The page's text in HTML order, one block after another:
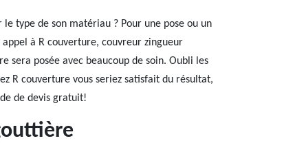
type de son matériau ? Pour une pose ou un
à R couverture, couvreur zingueur
sera posée avec beaucoup de soin. Oubli les
R couverture vous seriez satisfait du résultat,
de devis gratuit!